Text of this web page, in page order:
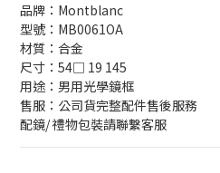
品牌：Montblanc
型號：MB0061OA
材質：合金
尺寸：54□ 19 145
用途：男用光學鏡框
售服：公司貨完整配件售後服務
配鏡/ 禮物包裝請聯繫客服